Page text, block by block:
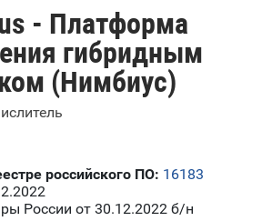
- Платформа
гибридным
(Нимбиус)
российского ПО: 16183
России от 30.12.2022 б/н